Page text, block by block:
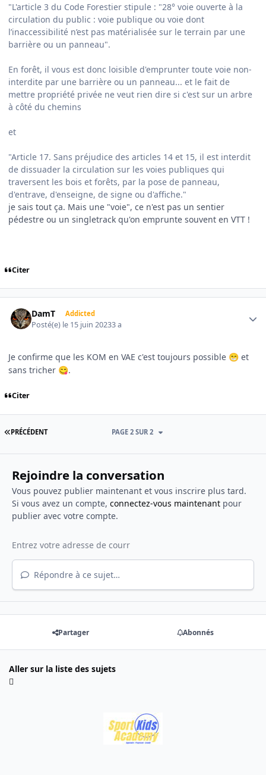
"L'article 3 du Code Forestier stipule : "28° voie ouverte à la
circulation du public : voie publique ou voie dont
l’inaccessibilité n’est pas matérialisée sur le terrain par une
barrière ou un panneau".
En forêt, il vous est donc loisible d'emprunter toute voie non-
interdite par une barrière ou un panneau... et le fait de
mettre propriété privée ne veut rien dire si c'est sur un arbre
à côté du chemins
et
"Article 17. Sans préjudice des articles 14 et 15, il est interdit
de dissuader la circulation sur les voies publiques qui
traversent les bois et forêts, par la pose de panneau,
d'entrave, d'enseigne, de signe ou d'affiche."
je sais tout ça. Mais une "voie", ce n'est pas un sentier
pédestre ou un singletrack qu'on emprunte souvent en VTT !
Citer
DamT Addicted
Posté(e) le 15 juin 20233 a
Je confirme que les KOM en VAE c'est toujours possible 😁 et
sans tricher 😋.
Citer
PREMIÈRE PAGE
PRÉCÉDENT PAGE 2 SUR 2
Rejoindre la conversation
Vous pouvez publier maintenant et vous inscrire plus tard.
Si vous avez un compte, connectez-vous maintenantpour
publier avec votre compte.
Répondre à ce sujet…
Partager Abonnés
Aller sur la liste des sujets